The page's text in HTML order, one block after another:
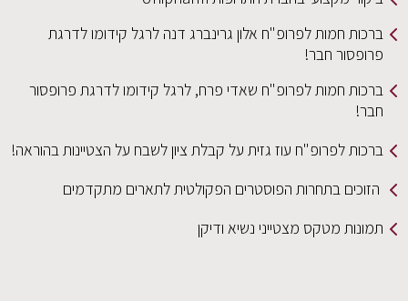
ברכות חמות לפרופ"ח אלון גרינברג דנה לרגל קידומו לדרגת
פרופסור חבר!
ברכות חמות לפרופ"ח שאדי פרח, לרגל קידומו לדרגת פרופסור
חבר!
ברכות לפרופ"ח עוז גזית על קבלת ציון לשבח על הצטיינות בהוראה!
הזוכים בתחרות הפוסטרים הפקולטית לתארים מתקדמים
תמונות מטקס מצטייני נשיא ודיקן